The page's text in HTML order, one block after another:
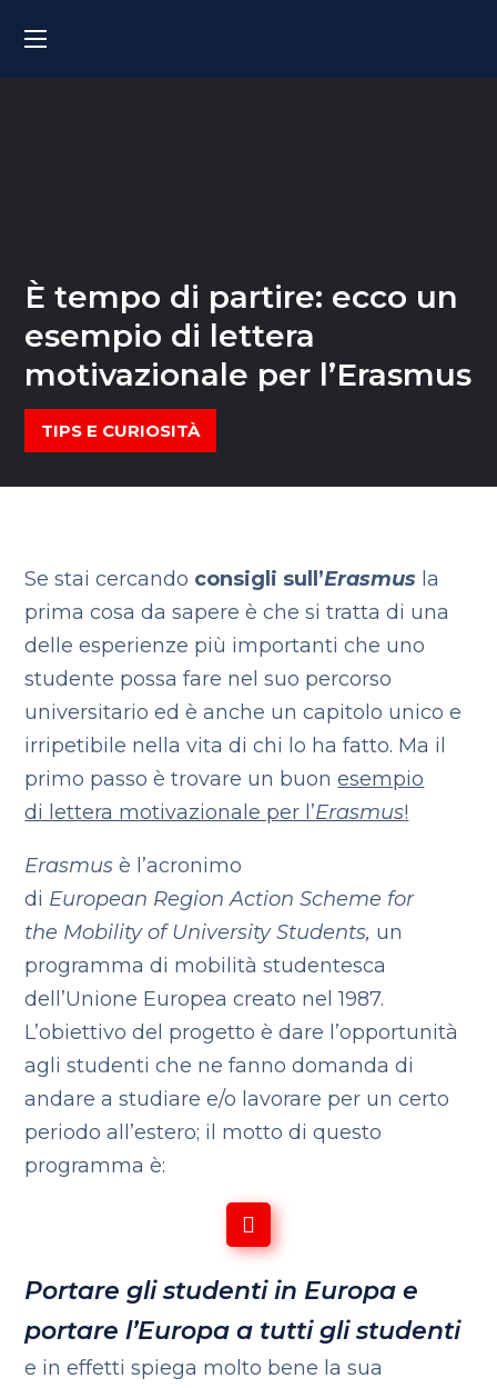
È tempo di partire: ecco un
esempio di lettera
motivazionale per l’Erasmus
TIPS E CURIOSITÀ
Se stai cercando consigli sull’Erasmus la
prima cosa da sapere è che si tratta di una
delle esperienze più importanti che uno
studente possa fare nel suo percorso
universitario ed è anche un capitolo unico e
irripetibile nella vita di chi lo ha fatto. Ma il
primo passo è trovare un buonesempio
di lettera motivazionale per l’Erasmus!
Erasmus è l’acronimo
di European Region Action Scheme for
the Mobility of University Students, un
programma di mobilità studentesca
dell’Unione Europea creato nel 1987.
L’obiettivo del progetto è dare l’opportunità
agli studenti che ne fanno domanda di
andare a studiare e/o lavorare per un certo
periodo all’estero; il motto di questo
programma è:
Portare gli studenti in Europa e
portare l’Europa a tutti gli studenti
e in effetti spiega molto bene la sua